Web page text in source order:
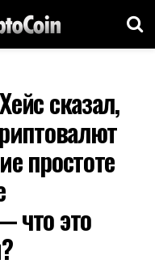
сказал,
простоте
что это